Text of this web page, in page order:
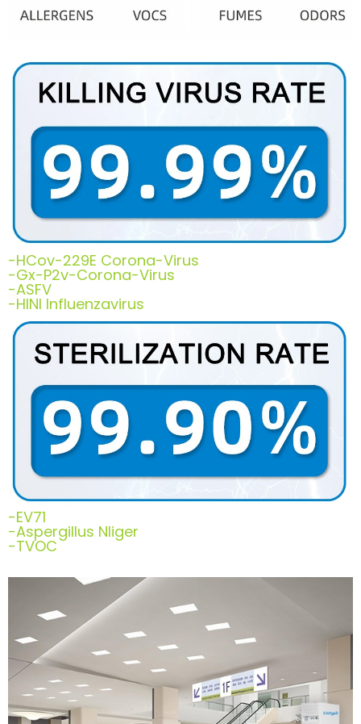
-HCov-229E Corona-Virus
-Gx-P2v-Corona-Virus
-ASFV
-HINl Influenzavirus
-EV71
-Aspergillus Nliger
-TVOC